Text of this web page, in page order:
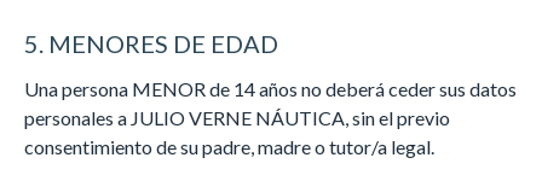
5. MENORES DE EDAD
Una persona MENOR de 14 años no deberá ceder sus datos
personales a JULIO VERNE NÁUTICA, sin el previo
consentimiento de su padre, madre o tutor/a legal.